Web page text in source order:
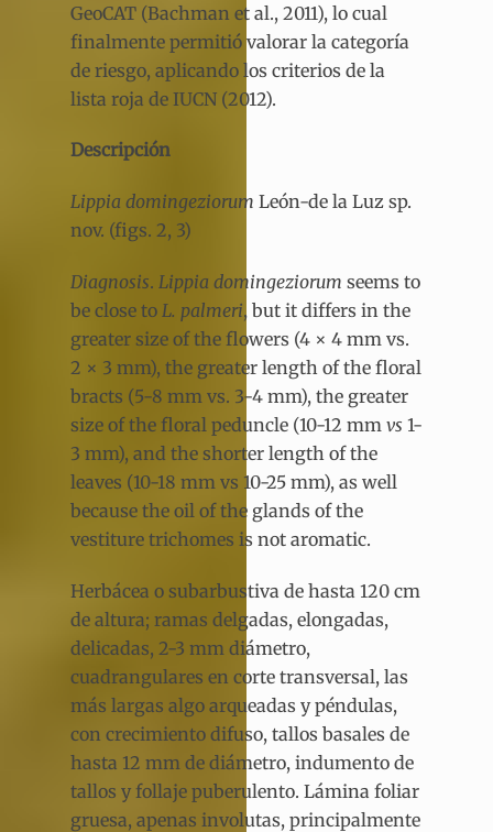
GeoCAT (Bachman et al., 2011), lo cual
finalmente permitió valorar la categoría
de riesgo, aplicando los criterios de la
lista roja de IUCN (2012).
Descripción
Lippia domingeziorum León-de la Luz sp.
nov. (figs. 2, 3)
Diagnosis. Lippia domingeziorum seems to
be close to L. palmeri, but it differs in the
greater size of the flowers (4 × 4 mm vs.
2 × 3 mm), the greater length of the floral
bracts (5-8 mm vs. 3-4 mm), the greater
size of the floral peduncle (10-12 mm vs 1-
3 mm), and the shorter length of the
leaves (10-18 mm vs 10-25 mm), as well
because the oil of the glands of the
vestiture trichomes is not aromatic.
Herbácea o subarbustiva de hasta 120 cm
de altura; ramas delgadas, elongadas,
delicadas, 2-3 mm diámetro,
cuadrangulares en corte transversal, las
más largas algo arqueadas y péndulas,
con crecimiento difuso, tallos basales de
hasta 12 mm de diámetro, indumento de
tallos y follaje puberulento. Lámina foliar
gruesa, apenas involutas, principalmente